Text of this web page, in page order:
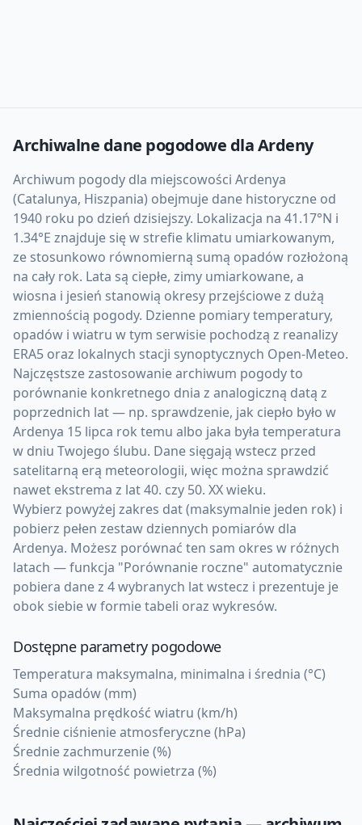
Archiwalne dane pogodowe dlaArdeny
Archiwum pogody dla miejscowości Ardenya
(Catalunya, Hiszpania) obejmuje dane historyczne od
1940 roku po dzień dzisiejszy. Lokalizacja na 41.17°N i
1.34°E znajduje się w strefie klimatu umiarkowanym,
ze stosunkowo równomierną sumą opadów rozłożoną
na cały rok. Lata są ciepłe, zimy umiarkowane, a
wiosna i jesień stanowią okresy przejściowe z dużą
zmiennością pogody. Dzienne pomiary temperatury,
opadów i wiatru w tym serwisie pochodzą z reanalizy
ERA5 oraz lokalnych stacji synoptycznych Open-Meteo.
Najczęstsze zastosowanie archiwum pogody to
porównanie konkretnego dnia z analogiczną datą z
poprzednich lat — np. sprawdzenie, jak ciepło było w
Ardenya 15 lipca rok temu albo jaka była temperatura
w dniu Twojego ślubu. Dane sięgają wstecz przed
satelitarną erą meteorologii, więc można sprawdzić
nawet ekstrema z lat 40. czy 50. XX wieku.
Wybierz powyżej zakres dat (maksymalnie jeden rok) i
pobierz pełen zestaw dziennych pomiarów dla
Ardenya. Możesz porównać ten sam okres w różnych
latach — funkcja "Porównanie roczne" automatycznie
pobiera dane z 4 wybranych lat wstecz i prezentuje je
obok siebie w formie tabeli oraz wykresów.
Dostępne parametry pogodowe
Temperatura maksymalna, minimalna i średnia (°C)
Suma opadów (mm)
Maksymalna prędkość wiatru (km/h)
Średnie ciśnienie atmosferyczne (hPa)
Średnie zachmurzenie (%)
Średnia wilgotność powietrza (%)